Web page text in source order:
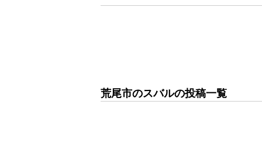
荒尾市のスバルの投稿一覧